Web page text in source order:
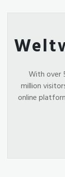
With over
million
online